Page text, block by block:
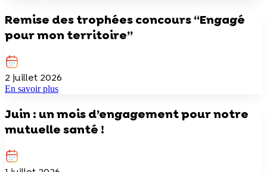
Remise des trophées concours “Engagé
pour mon territoire”
2 juillet 2026
En savoir plus
Juin : un mois d’engagement pour notre
mutuelle santé !